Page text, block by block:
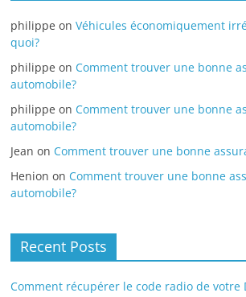
philippe onVéhicules économiquement
quoi?
philippe on Comment trouver une bonne
automobile?
philippe on Comment trouver une bonne
automobile?
Jean on Comment trouver une bonne
Henion on Comment trouver une bonne
automobile?
Recent Posts
Comment récupérer le code radio de votre